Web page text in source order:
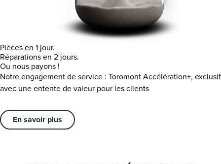
Pièces en 1 jour.
Réparations en 2 jours.
Ou nous payons !
Notre engagement de service : Toromont Accélération+, exclusif
avec une entente de valeur pour les clients
En savoir plus